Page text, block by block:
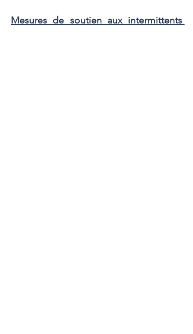
Mesures de soutien aux intermittents